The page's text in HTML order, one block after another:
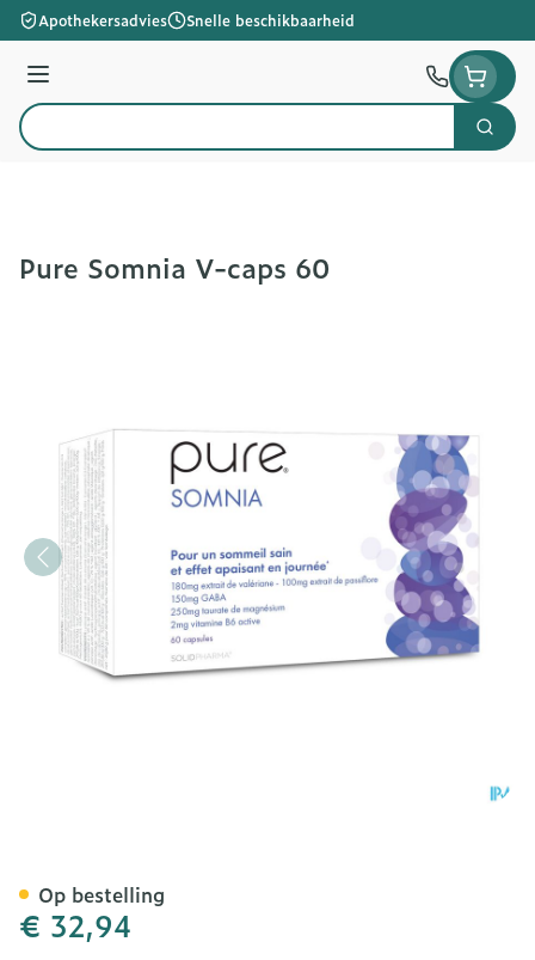
Ga naar de inhoud
Apothekersadvies Snelle beschikbaarheid
Menu
Product, merk, categorie...
Zoek
Pure Somnia V-caps 60
€ 32,94
Op bestelling